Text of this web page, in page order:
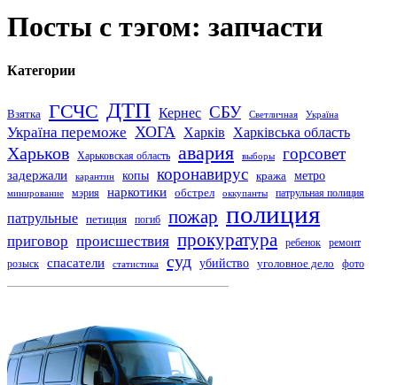
Посты с тэгом: запчасти
Категории
Взятка ГСЧС ДТП Кернес СБУ Светличная Україна
Україна переможе ХОГА Харків Харківська область
Харьков Харьковская область авария выборы горсовет
задержали карантин копы коронавирус кража метро
минирование мэрия наркотики обстрел оккупанты патрульная полиция
патрульные петиция погиб пожар полиция
приговор происшествия прокуратура ребенок
ремонт
розыск
спасатели статистика суд убийство уголовное дело фото